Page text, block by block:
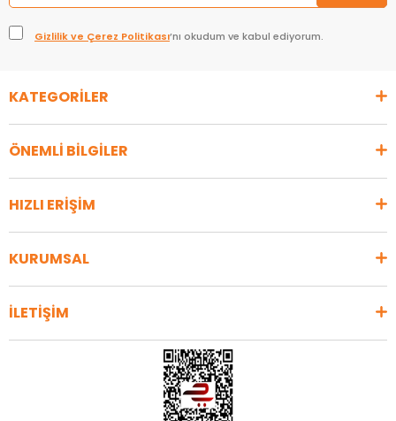
Gizlilik ve Çerez Politikası’nı okudum ve kabul ediyorum.
KATEGORİLER
ÖNEMLİ BİLGİLER
HIZLI ERİŞİM
KURUMSAL
İLETİŞİM